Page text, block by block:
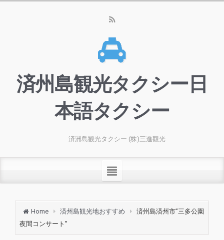
済州島観光タクシー日
本語タクシー
済洲島観光タクシー (株)三進觀光
Home 済州島観光地おすすめ
済州島済州市”三多公園
夜間コンサート”